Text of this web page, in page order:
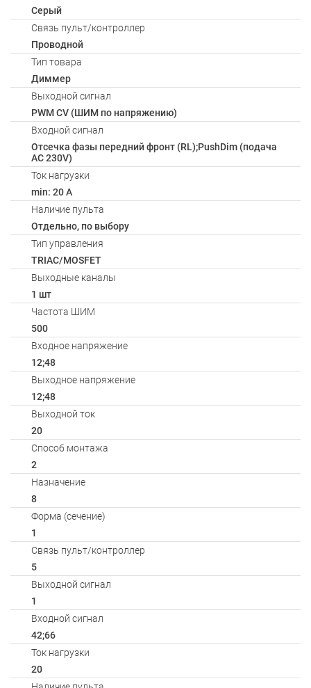
Серый
Связь пульт/контроллер
Проводной
Тип товара
Диммер
Выходной сигнал
PWM СV (ШИМ по напряжению)
Входной сигнал
Отсечка фазы передний фронт (RL);PushDim (подача
AC 230V)
Ток нагрузки
min: 20 A
Наличие пульта
Отдельно, по выбору
Тип управления
TRIAC/MOSFET
Выходные каналы
1 шт
Частота ШИМ
500
Входное напряжение
12;48
Выходное напряжение
12;48
Выходной ток
20
Способ монтажа
2
Назначение
8
Форма (сечение)
1
Связь пульт/контроллер
5
Выходной сигнал
1
Входной сигнал
42;66
Ток нагрузки
20